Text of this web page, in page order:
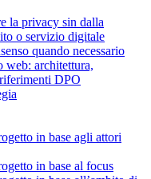
la privacy sin dalla
o servizio digitale
quando necessario
web: architettura,
DPO
in base agli attori
in base al focus